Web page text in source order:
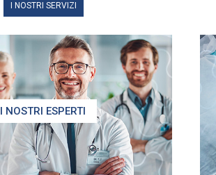
I NOSTRI SERVIZI
I NOSTRI ESPERTI